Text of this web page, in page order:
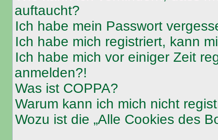
auftaucht?
Ich habe mein Passwort
Ich habe mich registriert, kann
Ich habe mich vor einiger Zeit
anmelden?!
Was ist COPPA?
Warum kann ich mich nicht
Wozu ist die „Alle Cookies des